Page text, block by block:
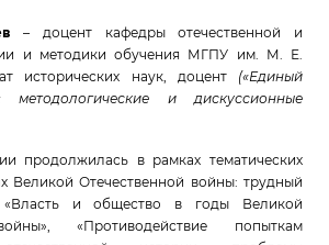
– доцент кафедры отечественной и
и методики обучения МГПУ им. М. Е.
исторических наук, доцент («Единый
методологические и дискуссионные
продолжилась в рамках тематических
Великой Отечественной войны: трудный
и общество в годы Великой
«Противодействие попыткам